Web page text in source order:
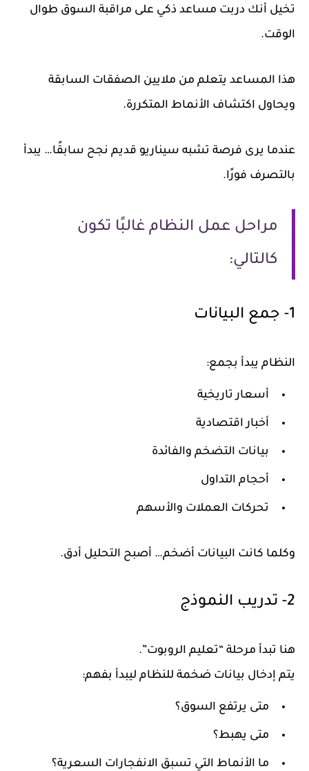
تخيل أنك دربت مساعد ذكي على مراقبة السوق طوال
الوقت.
هذا المساعد يتعلم من ملايين الصفقات السابقة
ويحاول اكتشاف الأنماط المتكررة.
عندما يرى فرصة تشبه سيناريو قديم نجح سابقًا… يبدأ
بالتصرف فورًا.
مراحل عمل النظام غالبًا تكون
كالتالي:
1- جمع البيانات
النظام يبدأ بجمع:
أسعار تاريخية
أخبار اقتصادية
بيانات التضخم والفائدة
أحجام التداول
تحركات العملات والأسهم
وكلما كانت البيانات أضخم… أصبح التحليل أدق.
2- تدريب النموذج
هنا تبدأ مرحلة “تعليم الروبوت”.
يتم إدخال بيانات ضخمة للنظام ليبدأ بفهم:
متى يرتفع السوق؟
متى يهبط؟
ما الأنماط التي تسبق الانفجارات السعرية؟